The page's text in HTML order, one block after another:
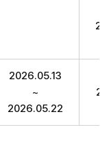
2026.05.13
~
2026.05.22